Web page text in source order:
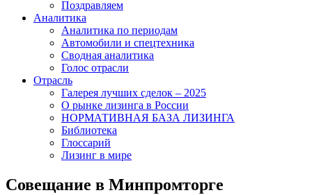
Поздравляем
Аналитика
Аналитика по периодам
Автомобили и спецтехника
Сводная аналитика
Голос отрасли
Отрасль
Галерея лучших сделок – 2025
О рынке лизинга в России
НОРМАТИВНАЯ БАЗА ЛИЗИНГА
Библиотека
Глоссарий
Лизинг в мире
Совещание в Минпромторге